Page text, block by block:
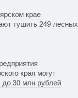
крае
тушить 249 лесных
края могут
до 30 млн рублей